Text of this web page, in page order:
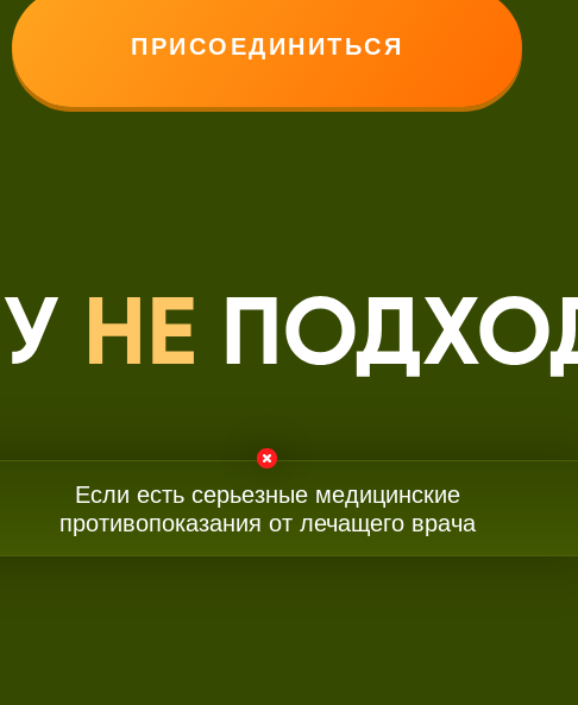
ПРИСОЕДИНИТЬСЯ
Если есть серьезные медицинские
противопоказания от лечащего врача